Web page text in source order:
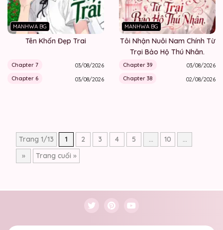
MANHWA BG
Tên Khốn Đẹp Trai
Chapter 7
03/08/2026
Chapter 6
03/08/2026
MANHWA BG
Tôi Nhận Nuôi Nam Chính Từ
Trại Bảo Hộ Thú Nhân.
Chapter 39
03/08/2026
Chapter 38
02/08/2026
Trang 1/13 1 2 3 4 5 ... 10
...
»
Trang cuối »